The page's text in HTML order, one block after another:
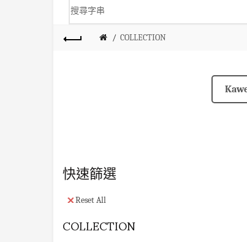
COLLECTION
快速篩選
Reset All
COLLECTION